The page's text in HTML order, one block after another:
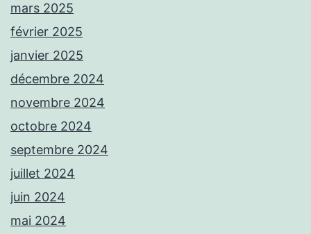
mars 2025
février 2025
janvier 2025
décembre 2024
novembre 2024
octobre 2024
septembre 2024
juillet 2024
juin 2024
mai 2024